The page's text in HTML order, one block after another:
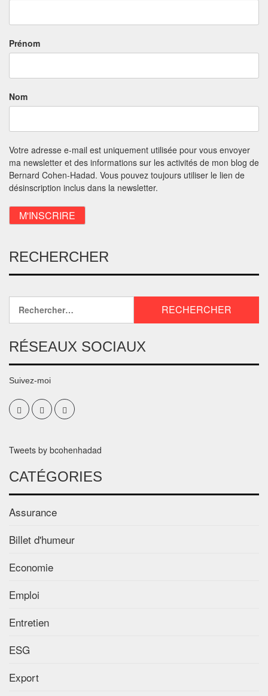
Prénom
Nom
Votre adresse e-mail est uniquement utilisée pour vous envoyer
ma newsletter et des informations sur les activités de mon blog de
Bernard Cohen-Hadad. Vous pouvez toujours utiliser le lien de
désinscription inclus dans la newsletter.
RECHERCHER
RÉSEAUX SOCIAUX
Suivez-moi
Tweets by bcohenhadad
CATÉGORIES
Assurance
Billet d'humeur
Economie
Emploi
Entretien
ESG
Export